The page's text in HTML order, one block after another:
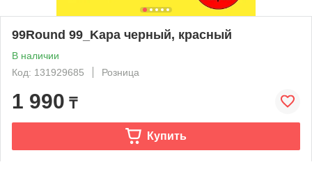
99Round 99_Kapa черный, красный
В наличии
Код: 131929685
Розница
1 990 ₸
Купить